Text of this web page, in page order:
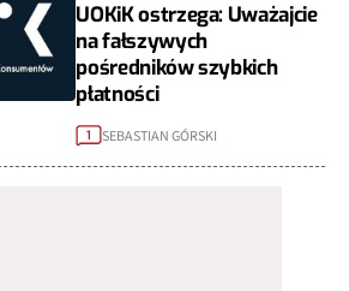
UOKiK ostrzega: Uważajcie
na fałszywych
pośredników szybkich
płatności
1 SEBASTIAN GÓRSKI